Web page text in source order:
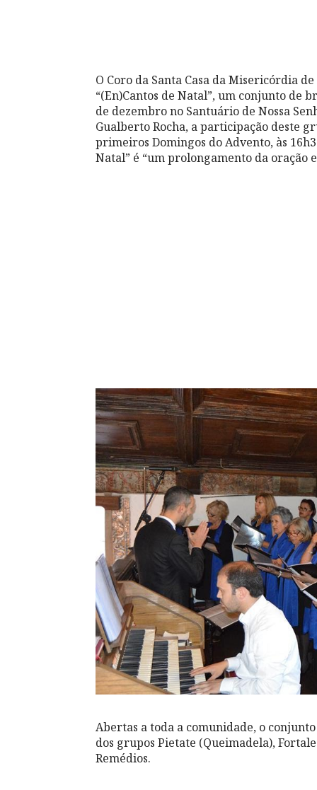
O Coro da Santa Casa da Misericórdia
“(En)Cantos de Natal”, um conjunto de
de dezembro no Santuário de Nossa
Gualberto Rocha, a participação deste
primeiros Domingos do Advento, às
Natal” é “um prolongamento da oração
Abertas a toda a comunidade, o
dos grupos Pietate (Queimadela),
Remédios.